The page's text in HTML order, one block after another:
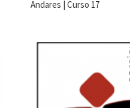
Andares | Curso 17